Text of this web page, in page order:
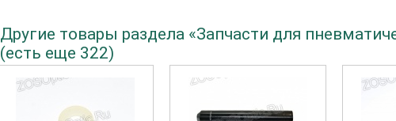
Другие товары раздела «Запчасти для
(есть еще 322)